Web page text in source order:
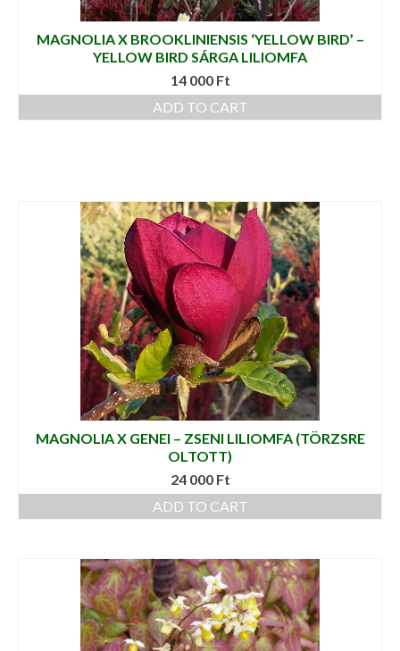
MAGNOLIA X BROOKLINIENSIS ‘YELLOW BIRD’ –
YELLOW BIRD SÁRGA LILIOMFA
14 000 Ft
ADD TO CART
MAGNOLIA X GENEI – ZSENI LILIOMFA (TÖRZSRE
OLTOTT)
24 000 Ft
ADD TO CART